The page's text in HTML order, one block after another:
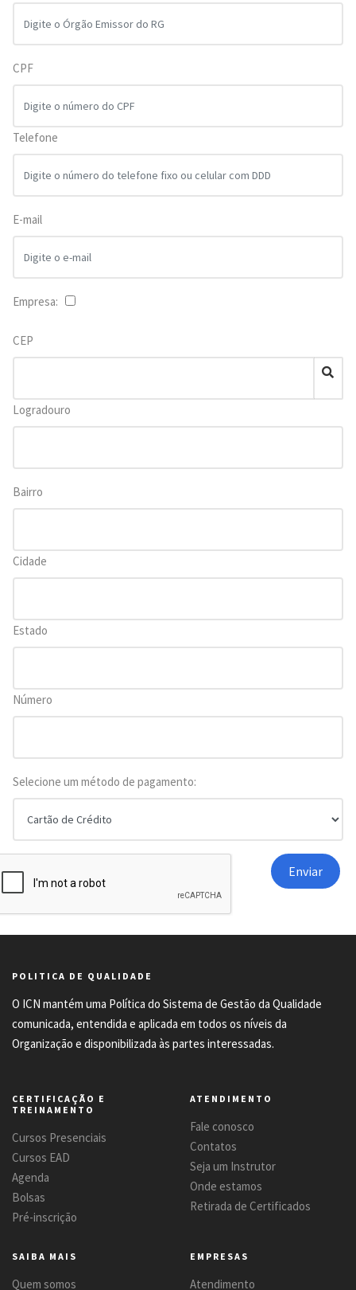
CPF
Telefone
E-mail
Empresa:
CEP
Logradouro
Bairro
Cidade
Estado
Número
Selecione um método de pagamento:
POLITICA DE QUALIDADE
O ICN mantém uma Política do Sistema de Gestão da Qualidade
comunicada, entendida e aplicada em todos os níveis da
Organização e disponibilizada às partes interessadas.
CERTIFICAÇÃO E
TREINAMENTO
Cursos Presenciais
Cursos EAD
Agenda
Bolsas
Pré-inscrição
ATENDIMENTO
Fale conosco
Contatos
Seja um Instrutor
Onde estamos
Retirada de Certificados
SAIBA MAIS
Quem somos
EMPRESAS
Atendimento